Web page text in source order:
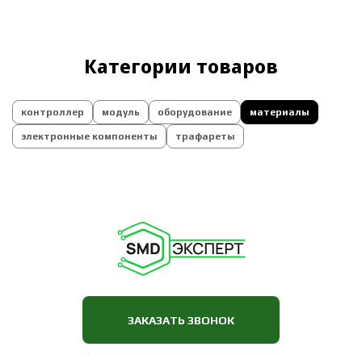
Категории товаров
контроллер модуль оборудование материалы
электронные компоненты трафареты
ЗАКАЗАТЬ ЗВОНОК